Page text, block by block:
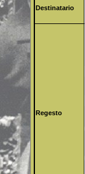
Destinatario
Regesto